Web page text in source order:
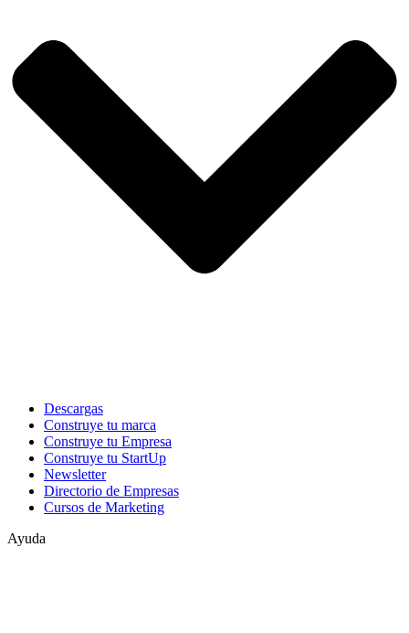
Descargas
Construye tu marca
Construye tu Empresa
Construye tu StartUp
Newsletter
Directorio de Empresas
Cursos de Marketing
Ayuda